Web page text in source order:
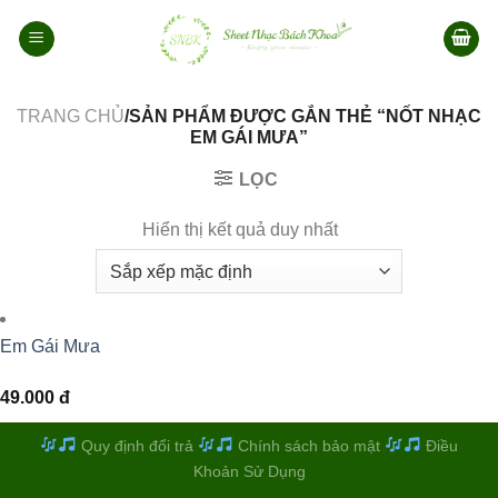
qua
TRANG CHỦ/SẢN PHẨM ĐƯỢC GẮN THẺ “NỐT NHẠC
EM GÁI MƯA”
LỌC
Hiển thị kết quả duy nhất
Em Gái Mưa
49.000 đ
Quy định đổi trả Chính sách bảo mật
Điều
Khoản Sử Dụng